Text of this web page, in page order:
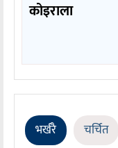
कोइराला
भर्खरै चर्चित